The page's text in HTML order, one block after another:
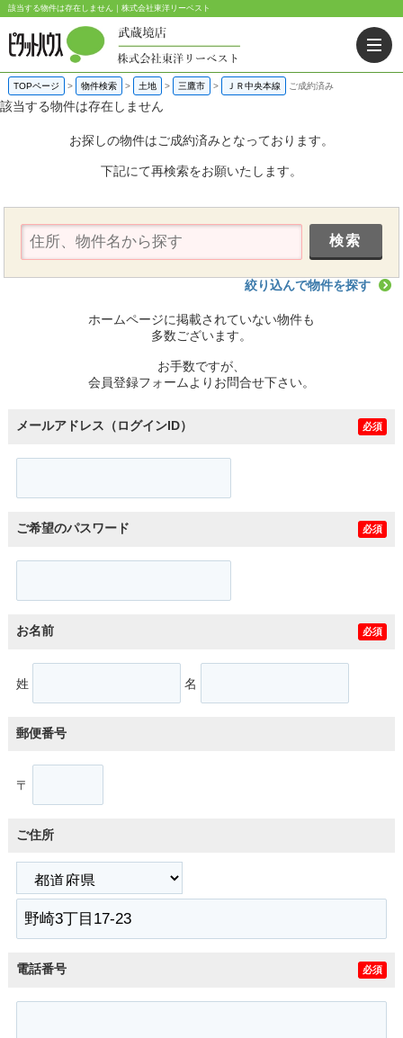
該当する物件は存在しません｜株式会社東洋リーベスト
TOPページ > 物件検索 > 土地 > 三鷹市 > ＪＲ中央本線 ご成約済み
該当する物件は存在しません
お探しの物件はご成約済みとなっております。
下記にて再検索をお願いたします。
絞り込んで物件を探す
ホームページに掲載されていない物件も
多数ございます。
お手数ですが、
会員登録フォームよりお問合せ下さい。
メールアドレス（ログインID） 必須
ご希望のパスワード 必須
お名前 必須
姓 名
郵便番号
〒
ご住所
電話番号 必須